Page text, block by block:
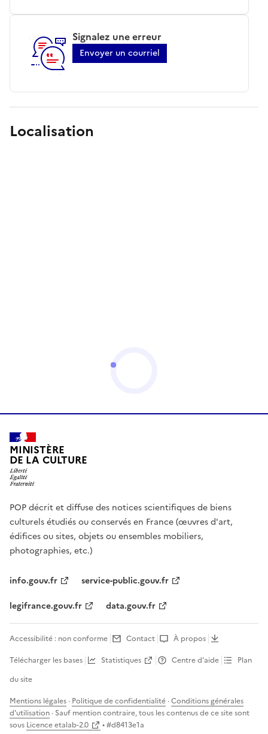
Signalez une erreur
Envoyer un courriel
Localisation
MINISTÈRE
DE LA CULTURE
POP décrit et diffuse des notices scientifiques de biens
culturels étudiés ou conservés en France (œuvres d'art,
édifices ou sites, objets ou ensembles mobiliers,
photographies, etc.)
info.gouv.fr
service-public.gouv.fr
legifrance.gouv.fr
data.gouv.fr
Accessibilité : non conforme Contact
À propos
Télécharger les bases
Statistiques Centre d’aide
Plan
du site
Mentions légales · Politique de confidentialité ·Conditions générales
d'utilisation · Sauf mention contraire, tous les contenus de ce site sont
sous Licence etalab-2.0 • #d8413e1a